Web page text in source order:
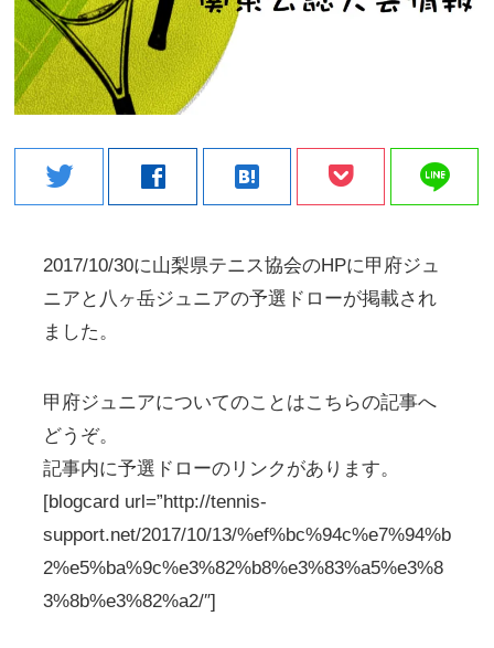
twitter facebook hatenabookmark line
2017/10/30に山梨県テニス協会のHPに甲府ジュ
ニアと八ヶ岳ジュニアの予選ドローが掲載され
ました。
甲府ジュニアについてのことはこちらの記事へ
どうぞ。
記事内に予選ドローのリンクがあります。
[blogcard url=”http://tennis-
support.net/2017/10/13/%ef%bc%94c%e7%94%b
2%e5%ba%9c%e3%82%b8%e3%83%a5%e3%8
3%8b%e3%82%a2/″]